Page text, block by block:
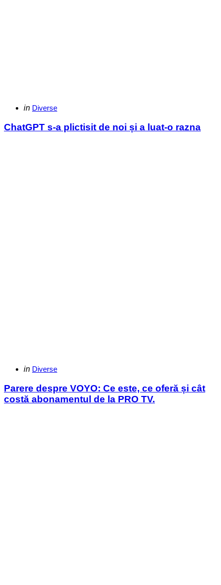
Categories
Posted
in Diverse
ChatGPT s-a plictisit de noi și a luat-o razna
Categories
Posted
in Diverse
Parere despre VOYO: Ce este, ce oferă și cât
costă abonamentul de la PRO TV.